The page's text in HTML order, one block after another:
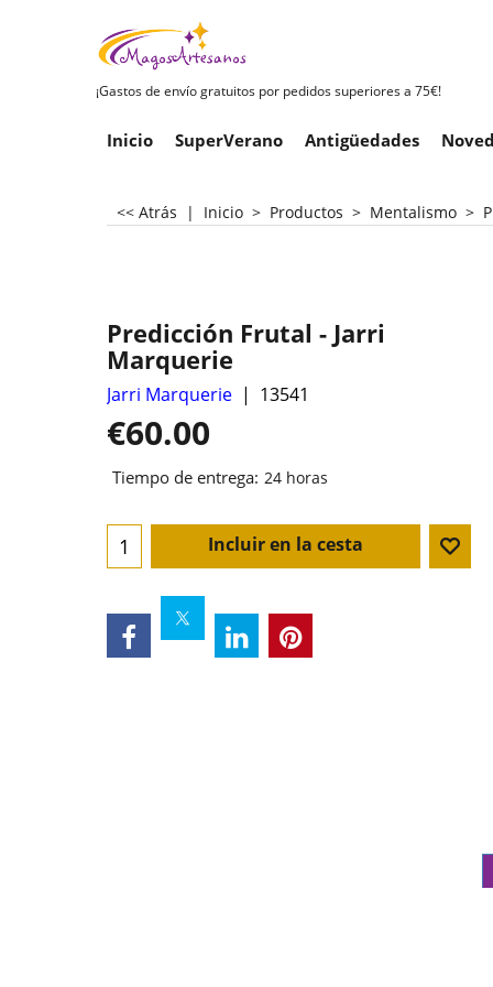
¡Gastos de envío gratuitos por pedidos superiores a 75€!
Inicio SuperVerano Antigüedades
<< Atrás | Inicio > Productos > Mentalismo >
Predicción Frutal - Jarri
Marquerie
Jarri Marquerie 13541
€60.00
Tiempo de entrega: 24 horas
Incluir en la cesta